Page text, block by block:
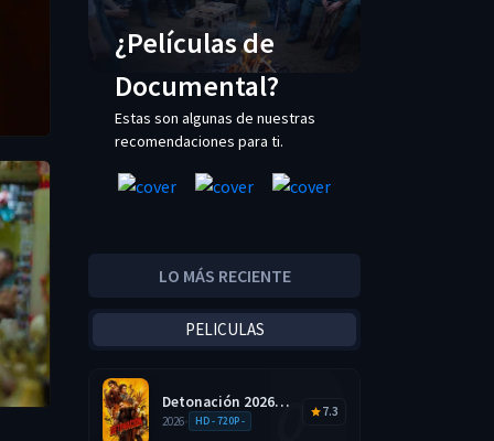
¿Películas de
Documental?
Estas son algunas de nuestras
recomendaciones para ti.
LO MÁS RECIENTE
PELICULAS
Detonación 2026
HD 720p Latino
2026• HD - 720P -
7.3